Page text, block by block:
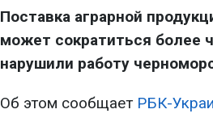
Поставка аграрной
может сократиться более
нарушили работу
Об этом сообщает РБК-